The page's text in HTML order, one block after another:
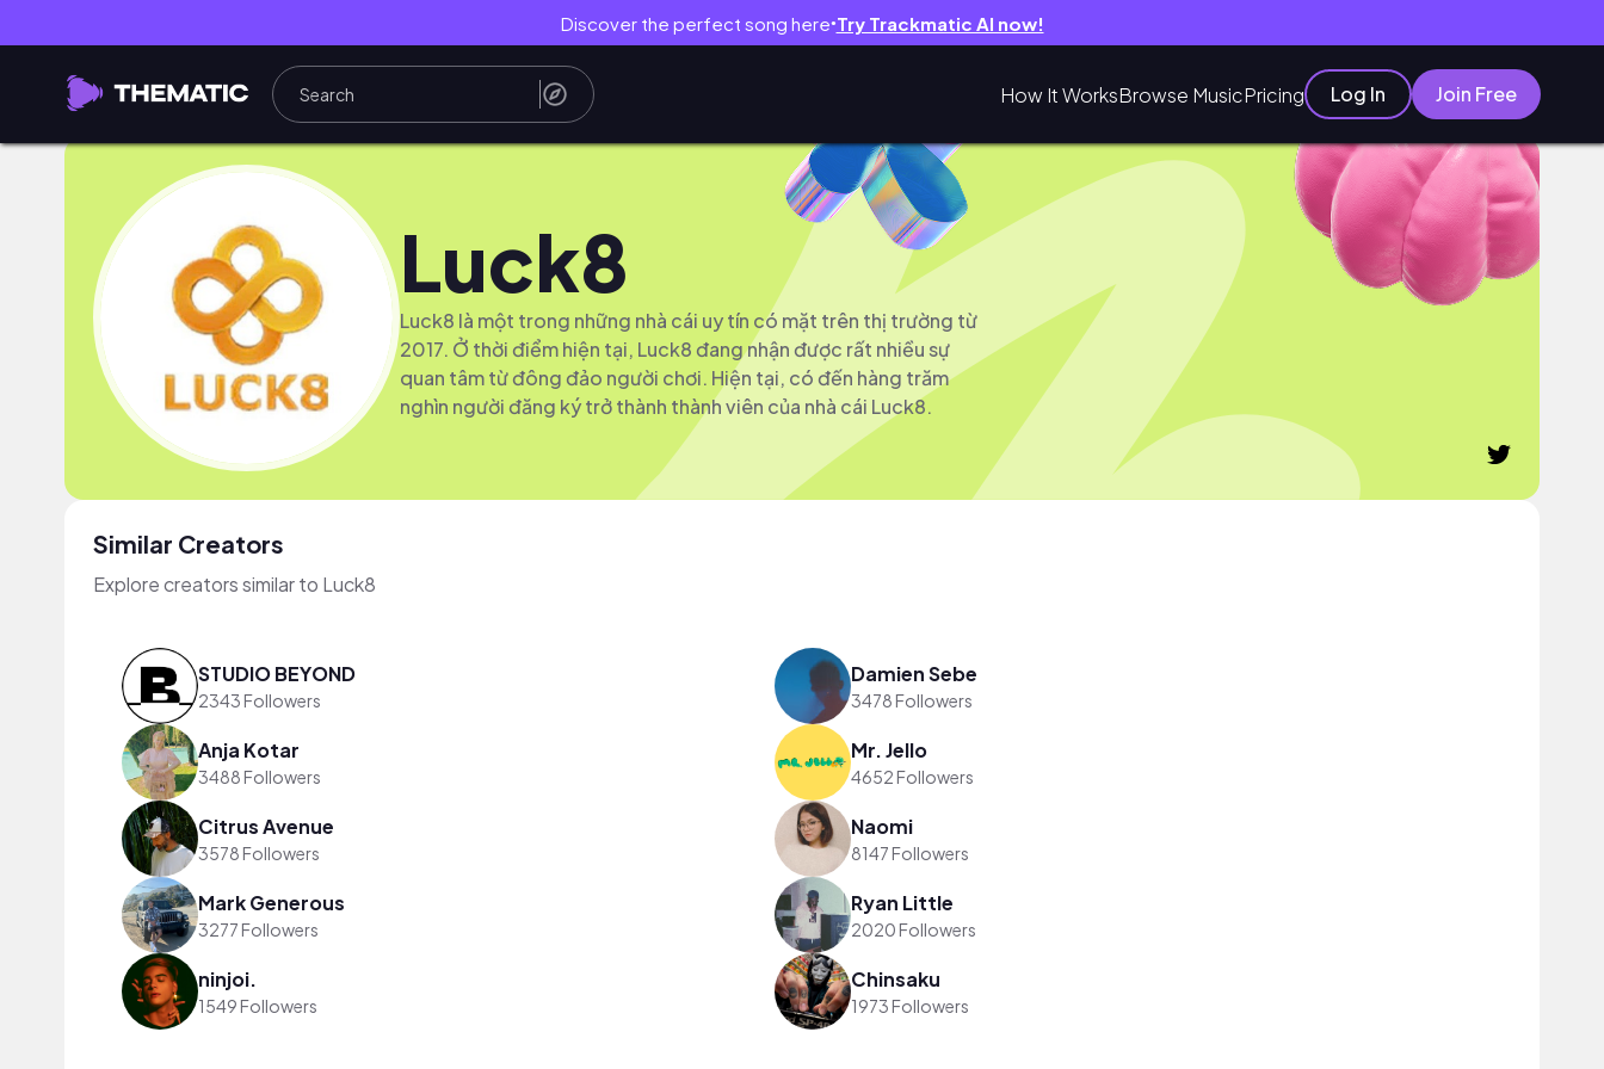
Discover the perfect song here● Try Trackmatic AI now!
How It WorksBrowse MusicPricing Log In Join Free
Luck8
Luck8 là một trong những nhà cái uy tín có mặt trên thị trường từ
2017. Ở thời điểm hiện tại, Luck8 đang nhận được rất nhiều sự
quan tâm từ đông đảo người chơi. Hiện tại, có đến hàng trăm
nghìn người đăng ký trở thành thành viên của nhà cái Luck8.
Similar Creators
Explore creators similar to Luck8
STUDIO BEYOND
2343 Followers
Damien Sebe
3478 Followers
Anja Kotar
3488 Followers
Mr. Jello
4652 Followers
Citrus Avenue
3578 Followers
Naomi
8147 Followers
Mark Generous
3277 Followers
Ryan Little
2020 Followers
ninjoi.
1549 Followers
Chinsaku
1973 Followers